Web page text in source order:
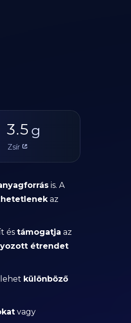
3.5 g
Zsír
is. A
az
és támogatja az
étrendet
lehet különböző
vagy